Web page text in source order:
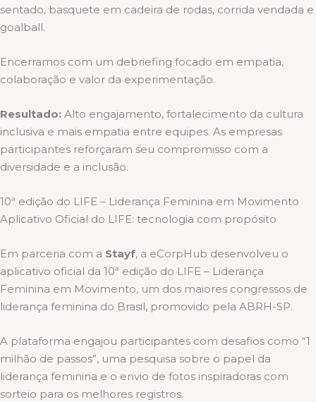
sentado, basquete em cadeira de rodas, corrida vendada e
goalball.
Encerramos com um debriefing focado em empatia,
colaboração e valor da experimentação.
Resultado: Alto engajamento, fortalecimento da cultura
inclusiva e mais empatia entre equipes. As empresas
participantes reforçaram seu compromisso com a
diversidade e a inclusão.
10ª edição do LIFE – Liderança Feminina em Movimento
Aplicativo Oficial do LIFE: tecnologia com propósito
Em parceria com a Stayf, a eCorpHub desenvolveu o
aplicativo oficial da 10ª edição do LIFE – Liderança
Feminina em Movimento, um dos maiores congressos de
liderança feminina do Brasil, promovido pela ABRH-SP.
A plataforma engajou participantes com desafios como “1
milhão de passos”, uma pesquisa sobre o papel da
liderança feminina e o envio de fotos inspiradoras com
sorteio para os melhores registros.